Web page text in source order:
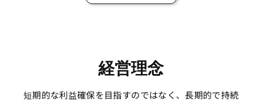
経営理念
短期的な利益確保を目指すのではなく、長期的で持続